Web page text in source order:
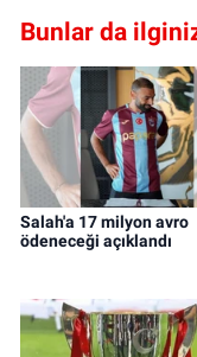
Bunlar da
Salah'a 17 milyon avro
ödeneceği açıklandı